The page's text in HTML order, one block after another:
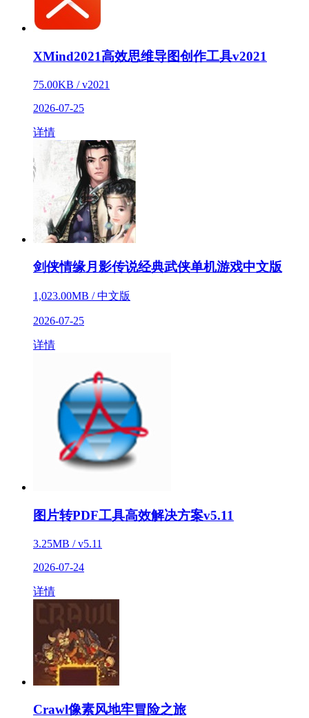
XMind2021高效思维导图创作工具v2021
75.00KB / v2021
2026-07-25
详情
剑侠情缘月影传说经典武侠单机游戏中文版
1,023.00MB / 中文版
2026-07-25
详情
图片转PDF工具高效解决方案v5.11
3.25MB / v5.11
2026-07-24
详情
Crawl像素风地牢冒险之旅